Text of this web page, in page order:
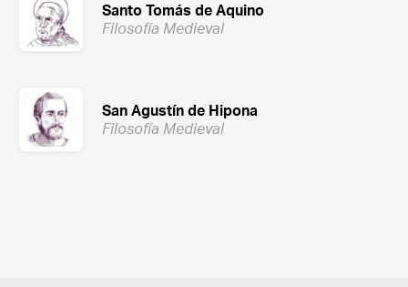
Santo Tomás de Aquino
Filosofía Medieval
San Agustín de Hipona
Filosofía Medieval